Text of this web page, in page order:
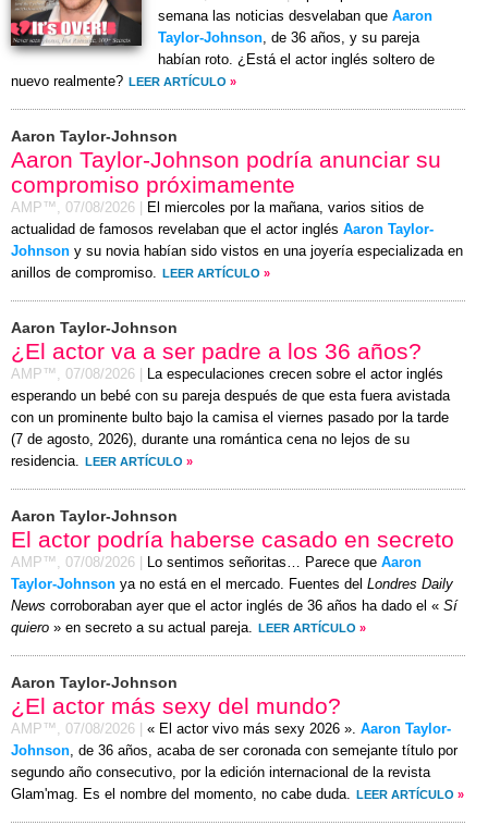
semana las noticias desvelaban que Aaron
Taylor-Johnson , de 36 años, y su pareja
habían roto. ¿Está el actor inglés soltero de
nuevo realmente? LEER ARTÍCULO »
Aaron Taylor-Johnson
Aaron Taylor-Johnson podría anunciar su
compromiso próximamente
AMP™, 07/08/2026
El miercoles por la mañana, varios sitios de
actualidad de famosos revelaban que el actor inglés Aaron Taylor-
Johnson y su novia habían sido vistos en una joyería especializada en
anillos de compromiso.
LEER ARTÍCULO »
Aaron Taylor-Johnson
¿El actor va a ser padre a los 36 años?
AMP™, 07/08/2026
La especulaciones crecen sobre el actor inglés
esperando un bebé con su pareja después de que esta fuera avistada
con un prominente bulto bajo la camisa el viernes pasado por la tarde
(7 de agosto, 2026), durante una romántica cena no lejos de su
residencia.
LEER ARTÍCULO »
Aaron Taylor-Johnson
El actor podría haberse casado en secreto
AMP™, 07/08/2026 Lo sentimos señoritas… Parece que Aaron
Taylor-Johnson ya no está en el mercado. Fuentes del Londres Daily
News corroboraban ayer que el actor inglés de 36 años ha dado el « Sí
quiero » en secreto a su actual pareja. LEER ARTÍCULO »
Aaron Taylor-Johnson
¿El actor más sexy del mundo?
AMP™, 07/08/2026 « El actor vivo más sexy 2026 ». Aaron Taylor-
Johnson , de 36 años, acaba de ser coronada con semejante título por
segundo año consecutivo, por la edición internacional de la revista
Glam'mag. Es el nombre del momento, no cabe duda.
LEER ARTÍCULO »